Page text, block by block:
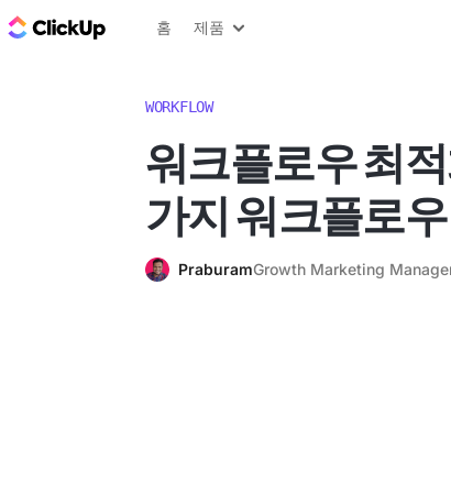
ClickUp 블로그
홈 제품
WORKFLOW
워크플로우 최
가지 워크플로
PraburamGrowth Marketing